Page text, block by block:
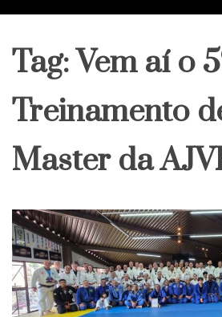
Tag:Vem aí o
Treinamento
Master da